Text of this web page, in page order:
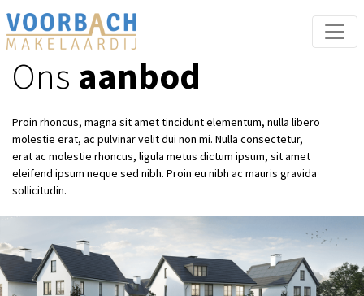
Ons aanbod
Proin rhoncus, magna sit amet tincidunt elementum, nulla libero
molestie erat, ac pulvinar velit dui non mi. Nulla consectetur,
erat ac molestie rhoncus, ligula metus dictum ipsum, sit amet
eleifend ipsum neque sed nibh. Proin eu nibh ac mauris gravida
sollicitudin.